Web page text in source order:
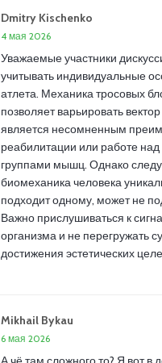
Dmitry Kischenko
4 мая 2026
Уважаемые участники
учитывать индивидуальные
атлета. Механика тросовых
позволяет варьировать вектор
является несомненным
реабилитации или работе
группами мышц. Однако
биомеханика человека
подходит одному, может не
Важно прислушиваться к
организма и не перегружать
достижения эстетических
Mikhail Bykau
6 мая 2026